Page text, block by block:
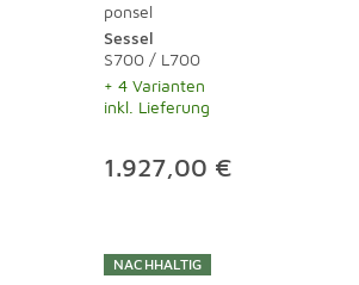
ponsel
Sessel
S700 / L700
+ 4 Varianten
inkl. Lieferung
1.927,00 €
NACHHALTIG